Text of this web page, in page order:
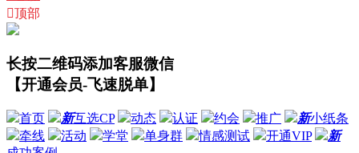
顶部
长按二维码添加客服微信
【开通会员-飞速脱单】
首页 新互选CP 动态 认证 约会 推广 新小纸条
牵线
活动 学堂 单身群 情感测试 开通VIP
新